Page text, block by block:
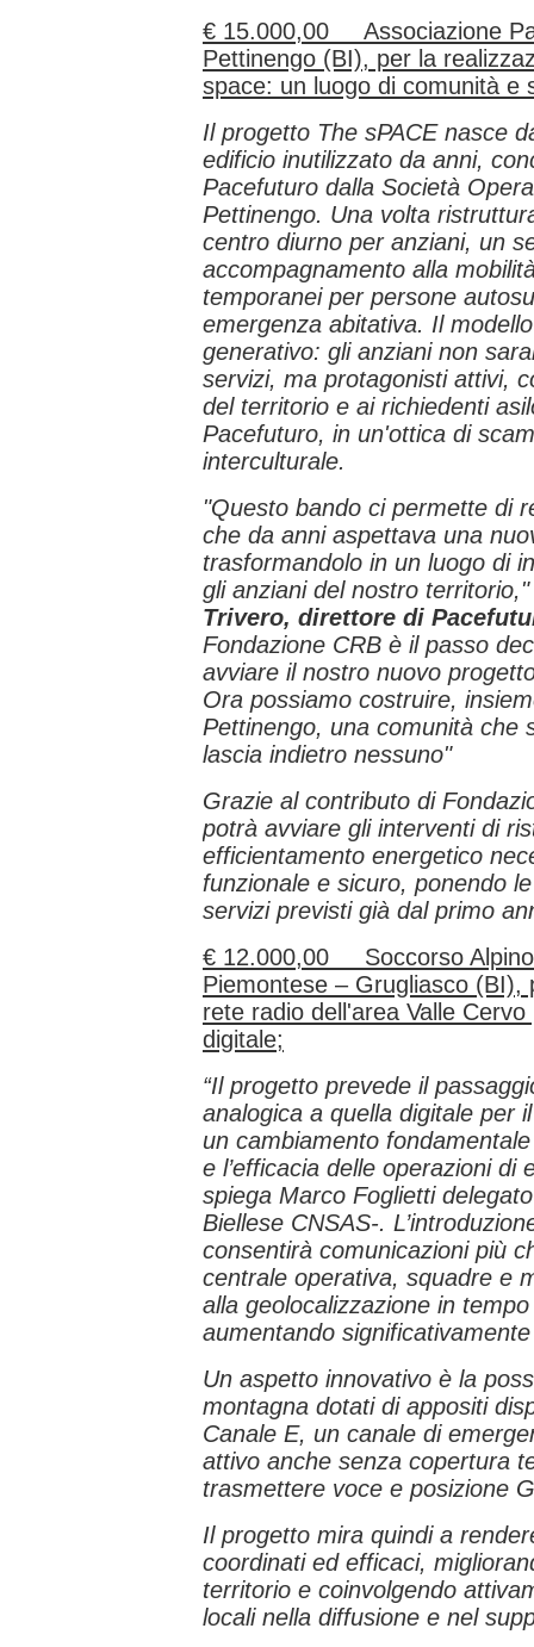
€ 15.000,00 Associazione
Pettinengo (BI), per la
space: un luogo di comunità e
Il progetto The sPACE nasce
edificio inutilizzato da anni,
Pacefuturo dalla Società
Pettinengo. Una volta
centro diurno per anziani, un
accompagnamento alla
temporanei per persone
emergenza abitativa. Il
generativo: gli anziani non
servizi, ma protagonisti attivi,
del territorio e ai richiedenti
Pacefuturo, in un'ottica di
interculturale.
"Questo bando ci permette di
che da anni aspettava una
trasformandolo in un luogo di
gli anziani del nostro
Trivero, direttore di
Fondazione CRB è il passo
avviare il nostro nuovo
Ora possiamo costruire,
Pettinengo, una comunità che
lascia indietro nessuno"
Grazie al contributo di
potrà avviare gli interventi di
efficientamento energetico
funzionale e sicuro, ponendo
servizi previsti già dal primo
€ 12.000,00 Soccorso Alpino
Piemontese – Grugliasco (BI),
rete radio dell'area Valle
digitale;
“Il progetto prevede il
analogica a quella digitale per
un cambiamento
e l’efficacia delle operazioni di
spiega Marco Foglietti
Biellese CNSAS-.
consentirà comunicazioni più
centrale operativa, squadre e
alla geolocalizzazione in
aumentando
Un aspetto innovativo è la
montagna dotati di appositi
Canale E, un canale di
attivo anche senza copertura
trasmettere voce e posizione
Il progetto mira quindi a
coordinati ed efficaci,
territorio e coinvolgendo
locali nella diffusione e nel